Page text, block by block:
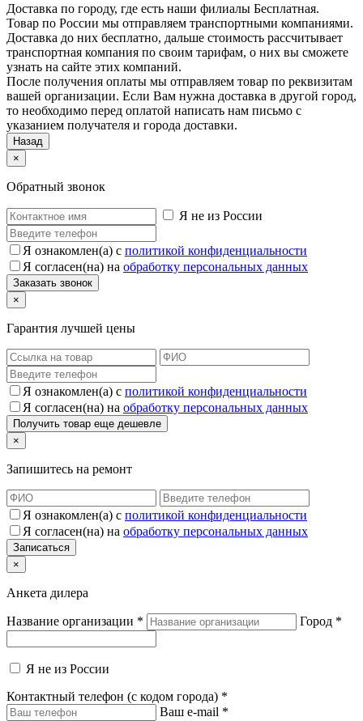
Доставка по городу, где есть наши филиалы Бесплатная.
Товар по России мы отправляем транспортными компаниями.
Доставка до них бесплатно, дальше стоимость рассчитывает
транспортная компания по своим тарифам, о них вы сможете
узнать на сайте этих компаний.
После получения оплаты мы отправляем товар по реквизитам
вашей организации. Если Вам нужна доставка в другой город,
то необходимо перед оплатой написать нам письмо с
указанием получателя и города доставки.
Назад
×
Обратный звонок
Я не из России
Я ознакомлен(а) с политикой конфиденциальности
Я согласен(на) на обработку персональных данных
×
Гарантия лучшей цены
Я ознакомлен(а) с политикой конфиденциальности
Я согласен(на) на обработку персональных данных
×
Запишитесь на ремонт
Я ознакомлен(а) с политикой конфиденциальности
Я согласен(на) на обработку персональных данных
×
Анкета дилера
Название организации * Город *
Я не из России
Контактный телефон (с кодом города) *
Ваш e-mail *